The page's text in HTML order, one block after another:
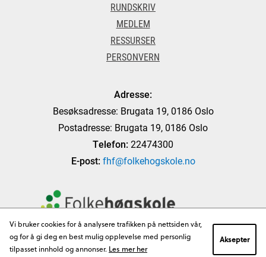
RUNDSKRIV
MEDLEM
RESSURSER
PERSONVERN
Adresse:
Besøksadresse: Brugata 19, 0186 Oslo
Postadresse: Brugata 19, 0186 Oslo
Telefon: 22474300
E-post: fhf@folkehogskole.no
Vi bruker cookies for å analysere trafikken på nettsiden vår,
og for å gi deg en best mulig opplevelse med personlig
tilpasset innhold og annonser. Les mer her
Aksepter